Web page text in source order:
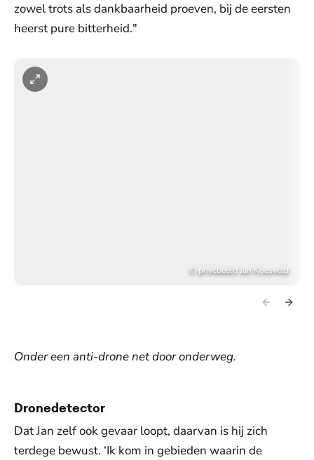
zowel trots als dankbaarheid proeven, bij de eersten
heerst pure bitterheid."
©privébeeld Jan Koesveld
Onder een anti-drone net door onderweg.
Dronedetector
Dat Jan zelf ook gevaar loopt, daarvan is hij zich
terdege bewust. ‘Ik kom in gebieden waarin de